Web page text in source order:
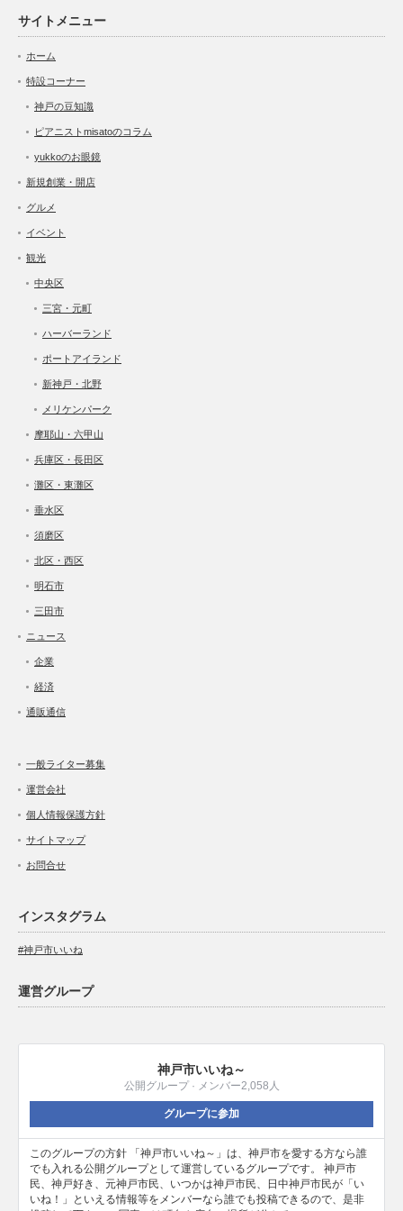
サイトメニュー
ホーム
特設コーナー
神戸の豆知識
ピアニストmisatoのコラム
yukkoのお眼鏡
新規創業・開店
グルメ
イベント
観光
中央区
三宮・元町
ハーバーランド
ポートアイランド
新神戸・北野
メリケンパーク
摩耶山・六甲山
兵庫区・長田区
灘区・東灘区
垂水区
須磨区
北区・西区
明石市
三田市
ニュース
企業
経済
通販通信
一般ライター募集
運営会社
個人情報保護方針
サイトマップ
お問合せ
インスタグラム
#神戸市いいね
運営グループ
神戸市いいね～
公開グループ · メンバー2,058人
グループに参加
このグループの方針 「神戸市いいね～」は、神戸市を愛する方なら誰
でも入れる公開グループとして運営しているグループです。 神戸市
民、神戸好き、元神戸市民、いつかは神戸市民、日中神戸市民が「い
いね！」といえる情報等をメンバーなら誰でも投稿できるので、是非